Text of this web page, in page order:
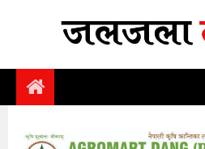
समाचार
समाज
राजनीति
आर्थिक